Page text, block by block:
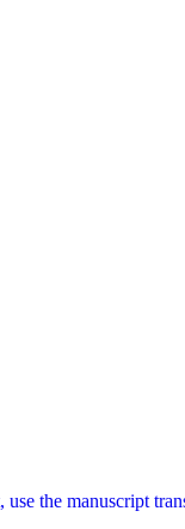
the manuscript